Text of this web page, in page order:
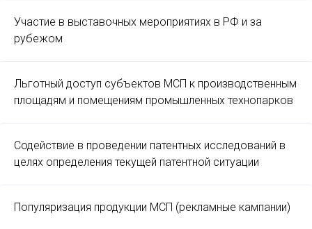
Участие в выставочных мероприятиях в РФ и за
рубежом
Льготный доступ субъектов МСП к производственным
площадям и помещениям промышленных технопарков
Содействие в проведении патентных исследований в
целях определения текущей патентной ситуации
Популяризация продукции МСП (рекламные кампании)